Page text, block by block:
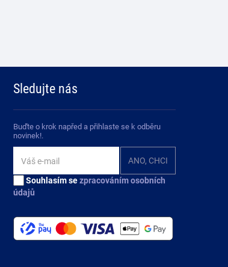
Sledujte nás
Buďte o krok napřed a přihlaste se k odběru
novinek!.
Souhlasím sezpracováním osobních
údajů